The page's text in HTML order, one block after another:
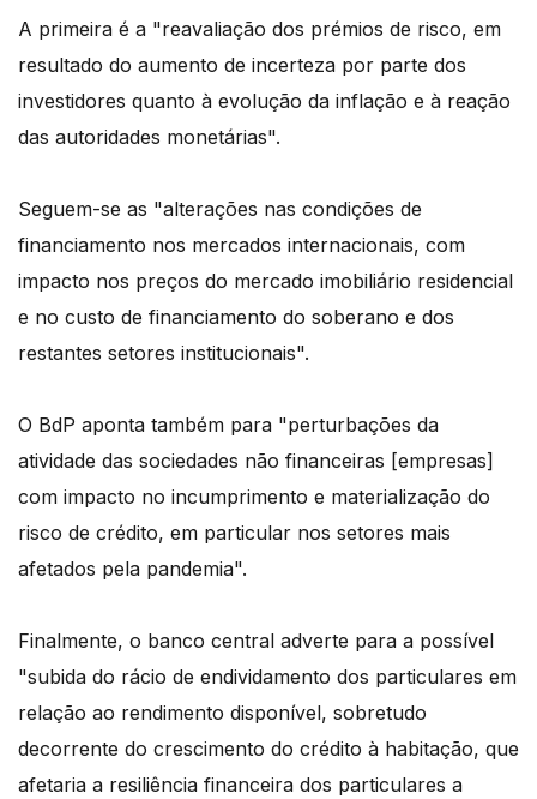
A primeira é a "reavaliação dos prémios de risco, em
resultado do aumento de incerteza por parte dos
investidores quanto à evolução da inflação e à reação
das autoridades monetárias".
Seguem-se as "alterações nas condições de
financiamento nos mercados internacionais, com
impacto nos preços do mercado imobiliário residencial
e no custo de financiamento do soberano e dos
restantes setores institucionais".
O BdP aponta também para "perturbações da
atividade das sociedades não financeiras [empresas]
com impacto no incumprimento e materialização do
risco de crédito, em particular nos setores mais
afetados pela pandemia".
Finalmente, o banco central adverte para a possível
"subida do rácio de endividamento dos particulares em
relação ao rendimento disponível, sobretudo
decorrente do crescimento do crédito à habitação, que
afetaria a resiliência financeira dos particulares a